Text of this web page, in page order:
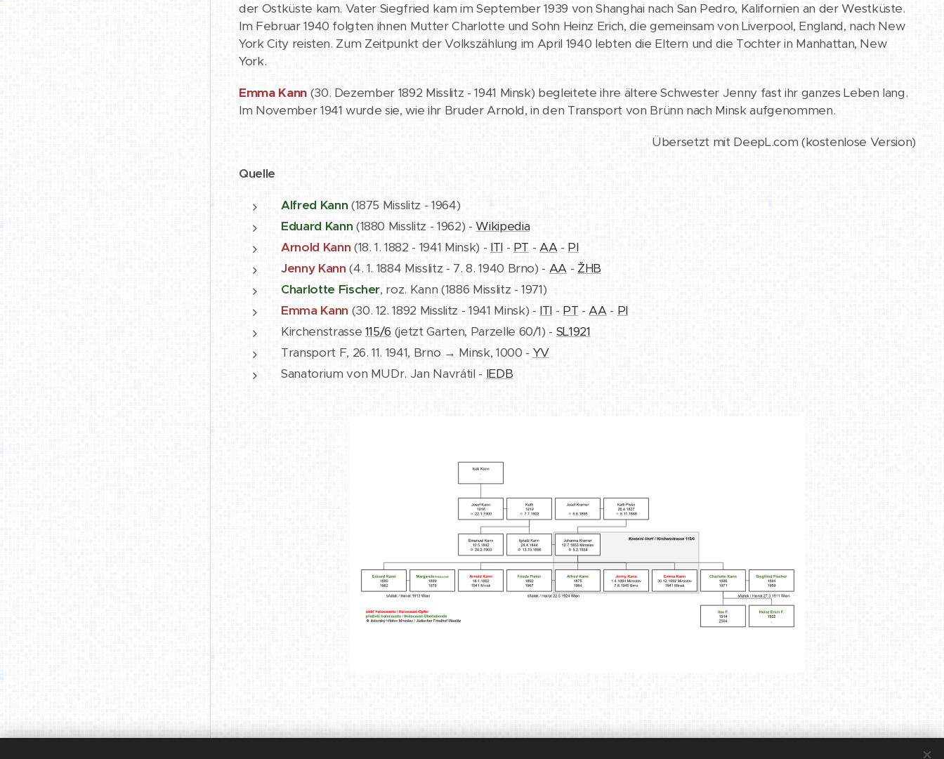
der Ostküste kam. Vater Siegfried kam im September 1939 von Shanghai nach San Pedro, Kalifornien an der Westküste.
Im Februar 1940 folgten ihnen Mutter Charlotte und Sohn Heinz Erich, die gemeinsam von Liverpool, England, nach New
York City reisten. Zum Zeitpunkt der Volkszählung im April 1940 lebten die Eltern und die Tochter in Manhattan, New
York.
Emma Kann(30. Dezember 1892 Misslitz - 1941 Minsk) begleitete ihre ältere Schwester Jenny fast ihr ganzes Leben lang.
Im November 1941 wurde sie, wie ihr Bruder Arnold, in den Transport von Brünn nach Minsk aufgenommen.
Übersetzt mit DeepL.com (kostenlose Version)
Quelle
Alfred Kann (1875 Misslitz - 1964)
Eduard Kann (1880 Misslitz - 1962) -Wikipedia
Arnold Kann (18. 1. 1882 - 1941 Minsk) - ITI - PT -AA- PI
Jenny Kann (4. 1. 1884 Misslitz - 7. 8. 1940 Brno) - AA - ŽHB
Charlotte Fischer, roz. Kann (1886 Misslitz - 1971)
Emma Kann (30. 12. 1892 Misslitz - 1941 Minsk) - ITI - PT -AA- PI
Kirchenstrasse 115/6 (jetzt Garten, Parzelle 60/1) - SL1921
Transport F, 26. 11. 1941, Brno → Minsk, 1000 - YV
Sanatorium von MUDr. Jan Navrátil - IEDB